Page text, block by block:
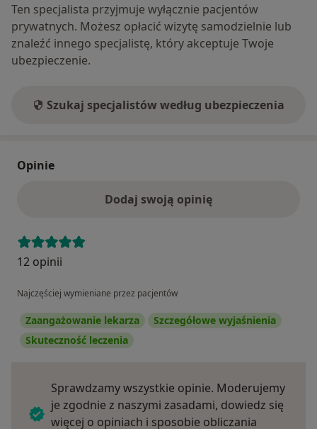
Ten specjalista przyjmuje wyłącznie pacjentów
prywatnych. Możesz opłacić wizytę samodzielnie lub
znaleźć innego specjalistę, który akceptuje Twoje
ubezpieczenie.
Szukaj specjalistów według ubezpieczenia
Opinie
Dodaj swoją opinię
12 opinii
Najczęściej wymieniane przez pacjentów
Zaangażowanie lekarza
Szczegółowe wyjaśnienia
Skuteczność leczenia
Sprawdzamy wszystkie opinie. Moderujemy
je zgodnie z naszymi zasadami, dowiedz się
więcej o opiniach i sposobie obliczania